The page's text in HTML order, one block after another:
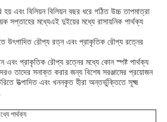
হয় এবং বিলিয়ন বিলিয়ন বছর ধরে গঠিত উচ্চ তাপমাত্রা
সপ্তাহের মধ্যেএই দুইয়ের মধ্যে রাসায়নিক পার্থক্য
উৎপাদিত রৌপ্য রত্ন এবং প্রাকৃতিক রৌপ্য রত্নের
এবং প্রাকৃতিক রৌপ্য রত্নের মধ্যে কোন স্পষ্ট পার্থক্য
তাদের সনাক্ত করার জন্য বিশেষ সরঞ্জামের প্রয়োজন
উত্পাদিত এবং খননকৃত হীরা অন্তর্ভুক্তিতে সূক্ষ্ম
পার্থক্য